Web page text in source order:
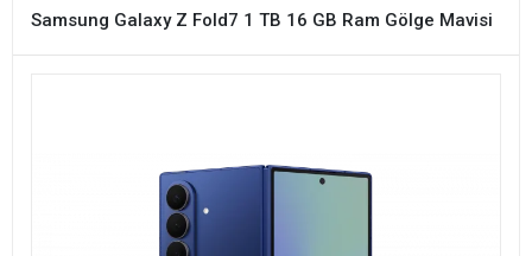
Samsung Galaxy Z Fold7 1 TB 16 GB Ram Gölge Mavisi